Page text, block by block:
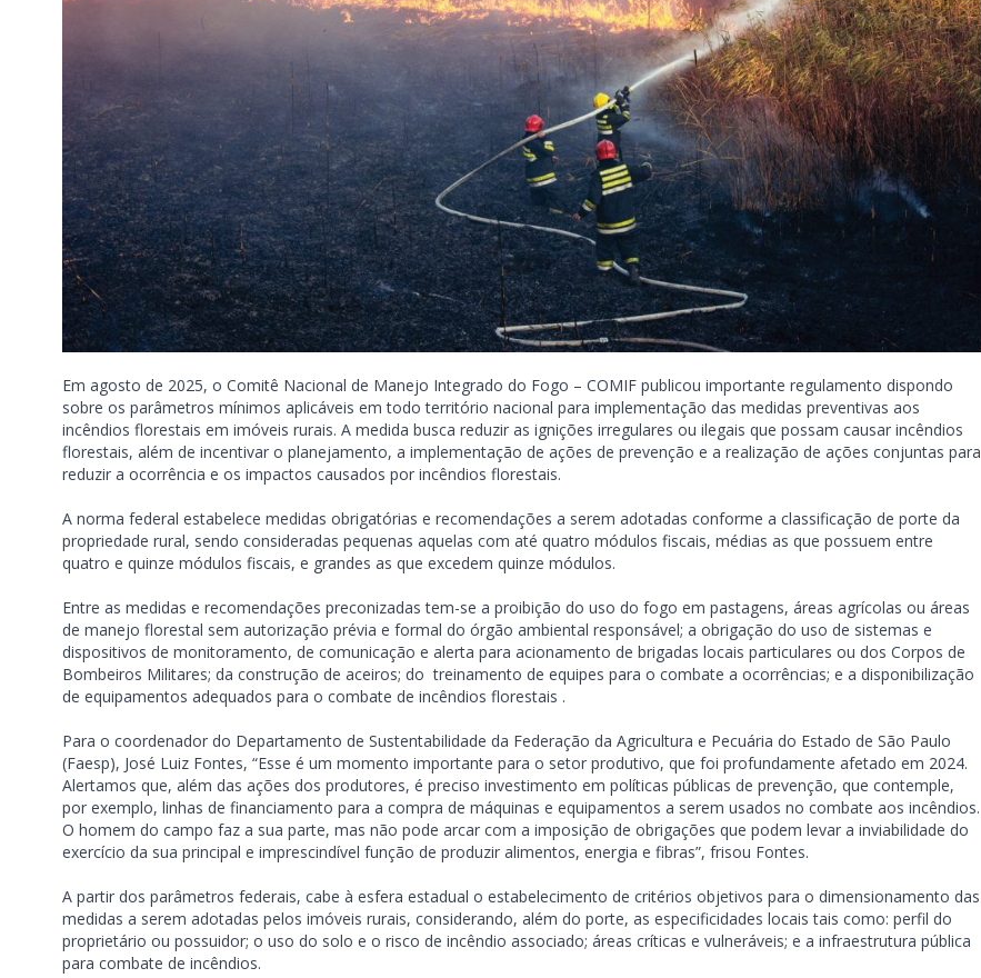
Em agosto de 2025, o Comitê Nacional de Manejo Integrado do Fogo – COMIF publicou importante regulamento dispondo
sobre os parâmetros mínimos aplicáveis em todo território nacional para implementação das medidas preventivas aos
incêndios florestais em imóveis rurais. A medida busca reduzir as ignições irregulares ou ilegais que possam causar incêndios
florestais, além de incentivar o planejamento, a implementação de ações de prevenção e a realização de ações conjuntas para
reduzir a ocorrência e os impactos causados por incêndios florestais.
A norma federal estabelece medidas obrigatórias e recomendações a serem adotadas conforme a classificação de porte da
propriedade rural, sendo consideradas pequenas aquelas com até quatro módulos fiscais, médias as que possuem entre
quatro e quinze módulos fiscais, e grandes as que excedem quinze módulos.
Entre as medidas e recomendações preconizadas tem-se a proibição do uso do fogo em pastagens, áreas agrícolas ou áreas
de manejo florestal sem autorização prévia e formal do órgão ambiental responsável; a obrigação do uso de sistemas e
dispositivos de monitoramento, de comunicação e alerta para acionamento de brigadas locais particulares ou dos Corpos de
Bombeiros Militares; da construção de aceiros; do treinamento de equipes para o combate a ocorrências; e a disponibilização
de equipamentos adequados para o combate de incêndios florestais .
Para o coordenador do Departamento de Sustentabilidade da Federação da Agricultura e Pecuária do Estado de São Paulo
(Faesp), José Luiz Fontes, “Esse é um momento importante para o setor produtivo, que foi profundamente afetado em 2024.
Alertamos que, além das ações dos produtores, é preciso investimento em políticas públicas de prevenção, que contemple,
por exemplo, linhas de financiamento para a compra de máquinas e equipamentos a serem usados no combate aos incêndios.
O homem do campo faz a sua parte, mas não pode arcar com a imposição de obrigações que podem levar a inviabilidade do
exercício da sua principal e imprescindível função de produzir alimentos, energia e fibras”, frisou Fontes.
A partir dos parâmetros federais, cabe à esfera estadual o estabelecimento de critérios objetivos para o dimensionamento das
medidas a serem adotadas pelos imóveis rurais, considerando, além do porte, as especificidades locais tais como: perfil do
proprietário ou possuidor; o uso do solo e o risco de incêndio associado; áreas críticas e vulneráveis; e a infraestrutura pública
para combate de incêndios.